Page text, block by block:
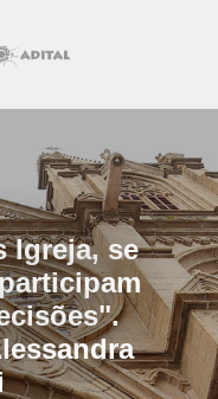
Igreja, se